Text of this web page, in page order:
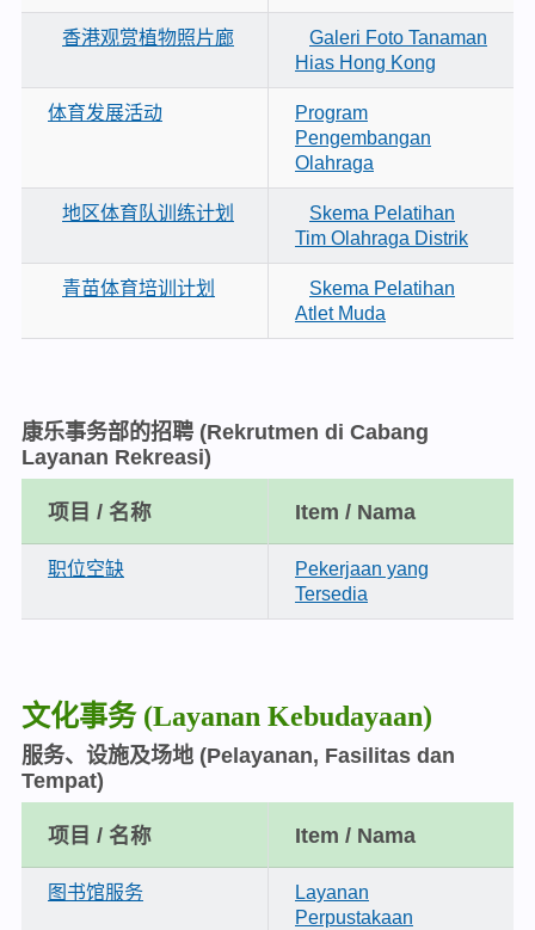
香港观赏植物照片廊
Galeri Foto Tanaman
Hias Hong Kong
体育发展活动
Program
Pengembangan
Olahraga
地区体育队训练计划
Skema Pelatihan
Tim Olahraga Distrik
青苗体育培训计划
Skema Pelatihan
Atlet Muda
康乐事务部的招聘 (Rekrutmen di Cabang
Layanan Rekreasi)
项目 / 名称 Item / Nama
职位空缺
Pekerjaan yang
Tersedia
文化事务 (Layanan Kebudayaan)
服务、设施及场地 (Pelayanan, Fasilitas dan
Tempat)
项目 / 名称 Item / Nama
图书馆服务
Layanan
Perpustakaan